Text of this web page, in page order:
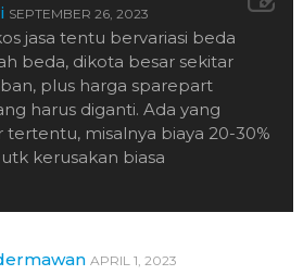
SEPTEMBER 26, 2023
jasa tentu bervariasi beda
beda, dikota besar sekitar
plus harga sparepart
harus diganti. Ada yang
misalnya biaya 20-30%
kerusakan biasa
APRIL 1, 2023